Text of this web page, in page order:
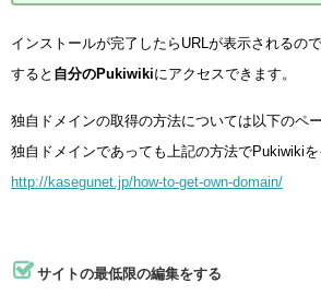
インストールが完了したらURLが表示されるの
すると 自分のPukiwikiにアクセスできます。
独自ドメインの取得の方法については以下のペ
独自ドメインであっても上記の方法でPukiwikiを
http://kasegunet.jp/how-to-get-own-domain/
サイトの最低限の編集をする